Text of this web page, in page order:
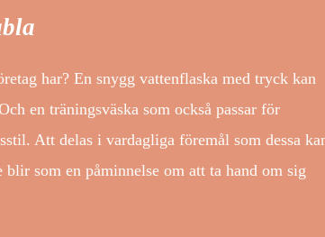
har? En snygg vattenflaska med tryck kan
en träningsväska som också passar för
Att delas i vardagliga föremål som dessa
som en påminnelse om att ta hand om sig